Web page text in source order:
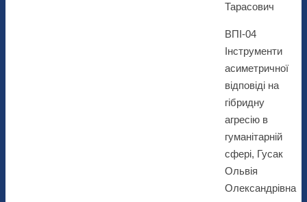
Тарасович
ВПІ-04
Інструменти
асиметричної
відповіді на
гібридну
агресію в
гуманітарній
сфері, Гусак
Ольвія
Олександрівна